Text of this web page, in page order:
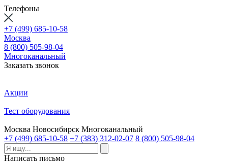
Телефоны
+7 (499) 685-10-58
Москва
8 (800) 505-98-04
Многоканальный
Заказать звонок
Акции
Тест оборудования
Москва Новосибирск Многоканальный
+7 (499) 685-10-58 +7 (383) 312-02-07 8 (800) 505-98-04
Написать письмо